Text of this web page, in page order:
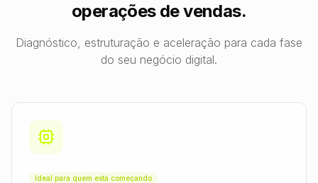
operações de vendas.
Diagnóstico, estruturação e aceleração para cada fase
do seu negócio digital.
Ideal para quem está começando